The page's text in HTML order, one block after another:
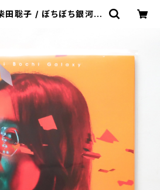
柴田聡子 / ぼちぼち銀河 |